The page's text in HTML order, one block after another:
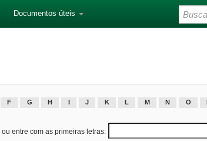
Documentos úteis
F G H J K L M N O
ou entre com as primeiras letras: